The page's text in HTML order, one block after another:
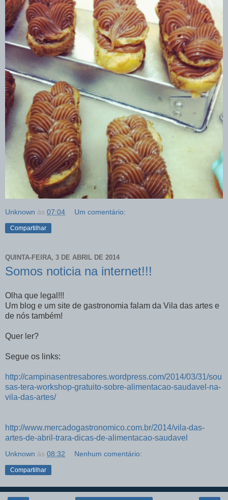
Unknown às 07:04 Um comentário:
Compartilhar
QUINTA-FEIRA, 3 DE ABRIL DE 2014
Somos noticia na internet!!!
Olha que legal!!!
Um blog e um site de gastronomia falam da Vila das artes e
de nós também!
Quer ler?
Segue os links:
http://campinasentresabores.wordpress.com/2014/03/31/sou
sas-tera-workshop-gratuito-sobre-alimentacao-saudavel-na-
vila-das-artes/
http://www.mercadogastronomico.com.br/2014/vila-das-
artes-de-abril-trara-dicas-de-alimentacao-saudavel
Unknown às 08:32 Nenhum comentário:
Compartilhar